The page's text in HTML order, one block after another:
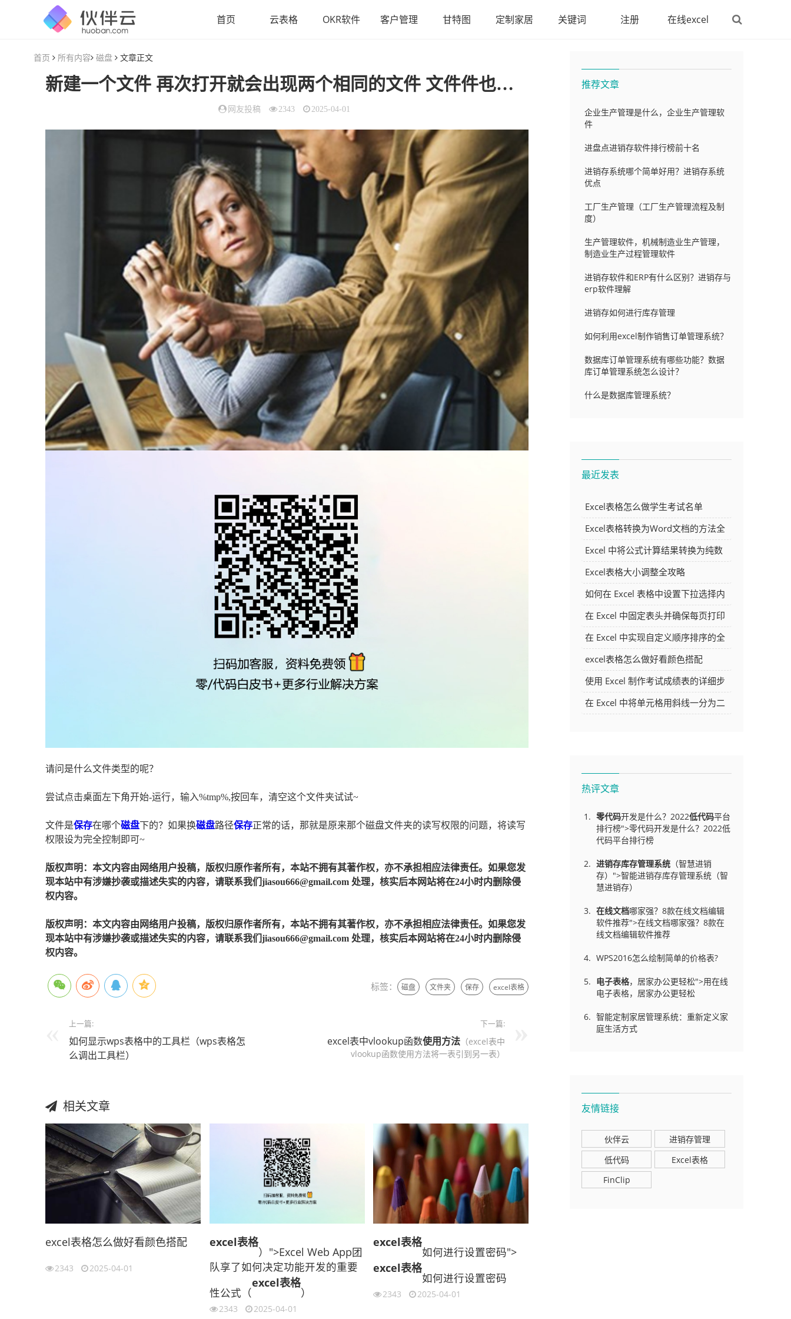
首页 云表格 OKR软件 客户管理 甘特图 定制家居 关键词 注册 在线excel
首页 所有内容 磁盘 文章正文
新建一个文件 再次打开就会出现两个相同的文件 文件件也是一样（新建一个
网友投稿 2343 2025-04-01
请问是什么文件类型的呢？
尝试点击桌面左下角开始-运行，输入%tmp%,按回车，清空这个文件夹试试~
文件是保存在哪个磁盘下的？如果换磁盘路径保存正常的话，那就是原来那个磁盘文件夹的读写权限的问题，将读写
权限设为完全控制即可~
版权声明：本文内容由网络用户投稿，版权归原作者所有，本站不拥有其著作权，亦不承担相应法律责任。如果您发
现本站中有涉嫌抄袭或描述失实的内容，请联系我们jiasou666@gmail.com 处理，核实后本网站将在24小时内删除侵
权内容。
版权声明：本文内容由网络用户投稿，版权归原作者所有，本站不拥有其著作权，亦不承担相应法律责任。如果您发
现本站中有涉嫌抄袭或描述失实的内容，请联系我们jiasou666@gmail.com 处理，核实后本网站将在24小时内删除侵
权内容。
标签： 磁盘 文件夹 保存 excel表格
上一篇:
如何显示wps表格中的工具栏（wps表格怎
么调出工具栏）
下一篇:
excel表中vlookup函数使用方法 （excel表中
vlookup函数使用方法将一表引到另一表）
相关文章
excel表格怎么做好看颜色搭配
2343 2025-04-01
excel表格
）">Excel Web App团
队享了如何决定功能开发的重要
性公式（
excel表格
）
2343 2025-04-01
excel表格
如何进行设置密码">
excel表格
如何进行设置密码
2343 2025-04-01
推荐文章
企业生产管理是什么，企业生产管理软
件
进盘点进销存软件排行榜前十名
进销存系统哪个简单好用？进销存系统
优点
工厂生产管理（工厂生产管理流程及制
度）
生产管理软件，机械制造业生产管理，
制造业生产过程管理软件
进销存软件和ERP有什么区别？进销存与
erp软件理解
进销存如何进行库存管理
如何利用excel制作销售订单管理系统？
数据库订单管理系统有哪些功能？数据
库订单管理系统怎么设计？
什么是数据库管理系统？
最近发表
Excel表格怎么做学生考试名单
Excel表格转换为Word文档的方法全
解析
Excel 中将公式计算结果转换为纯数
字的多种方法
Excel表格大小调整全攻略
如何在 Excel 表格中设置下拉选择内
容
在 Excel 中固定表头并确保每页打印
时都显示表头的方法详解
在 Excel 中实现自定义顺序排序的全
面指南
excel表格怎么做好看颜色搭配
使用 Excel 制作考试成绩表的详细步
骤及技巧
在 Excel 中将单元格用斜线一分为二
热评文章
零代码开发是什么？2022低代码平台
排行榜">零代码开发是什么？2022低
代码平台排行榜
进销存库存管理系统 （智慧进销
存）">智能进销存库存管理系统（智
慧进销存）
在线文档哪家强？8款在线文档编辑
软件推荐">在线文档哪家强？8款在
线文档编辑软件推荐
WPS2016怎么绘制简单的价格表?
电子表格，居家办公更轻松">用在线
电子表格，居家办公更轻松
智能定制家居管理系统：重新定义家
庭生活方式
友情链接
伙伴云
进销存管理
低代码
Excel表格
FinClip